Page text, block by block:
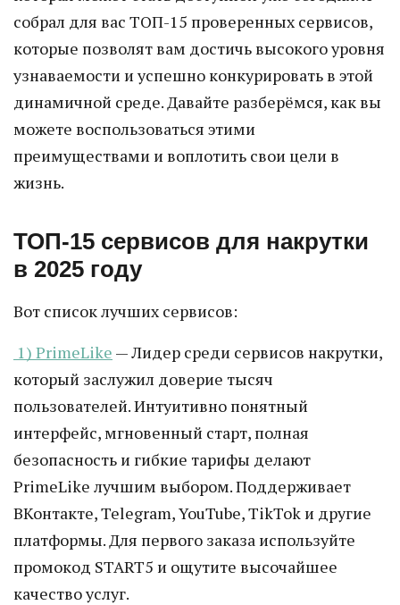
собрал для вас ТОП-15 проверенных сервисов,
которые позволят вам достичь высокого уровня
узнаваемости и успешно конкурировать в этой
динамичной среде. Давайте разберёмся, как вы
можете воспользоваться этими
преимуществами и воплотить свои цели в
жизнь.
ТОП-15 сервисов для накрутки
в 2025 году
Вот список лучших сервисов:
1) PrimeLike — Лидер среди сервисов накрутки,
который заслужил доверие тысяч
пользователей. Интуитивно понятный
интерфейс, мгновенный старт, полная
безопасность и гибкие тарифы делают
PrimeLike лучшим выбором. Поддерживает
ВКонтакте, Telegram, YouTube, TikTok и другие
платформы. Для первого заказа используйте
промокод START5 и ощутите высочайшее
качество услуг.